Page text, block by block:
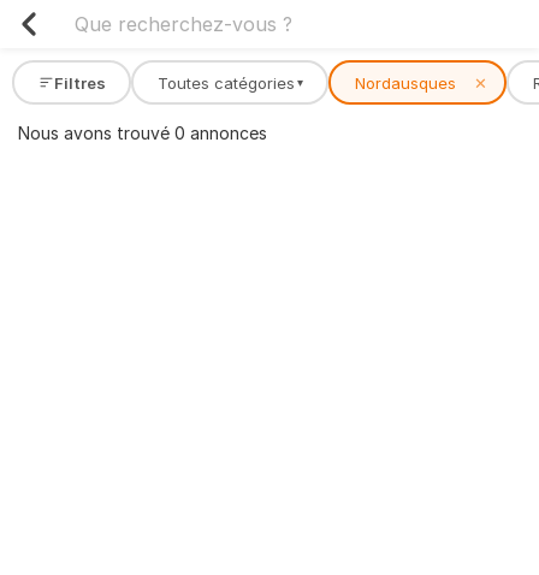
Filtres Toutes catégories ▾ Nordausques ✕
Nous avons trouvé 0 annonces